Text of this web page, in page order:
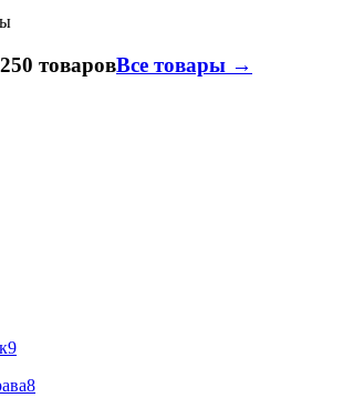
250 товаровВсе товары →
9
8